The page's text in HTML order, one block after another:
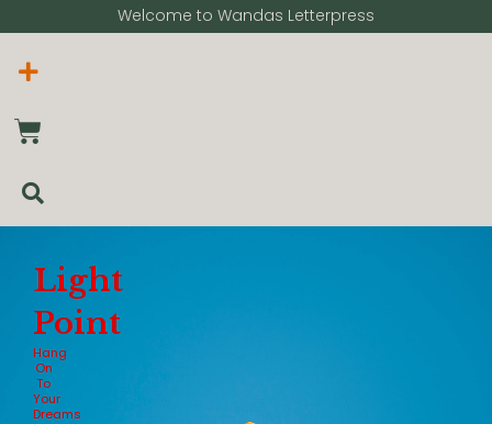
Welcome to Wandas Letterpress​
Light
Point
Hang
On
To
Your
Dreams